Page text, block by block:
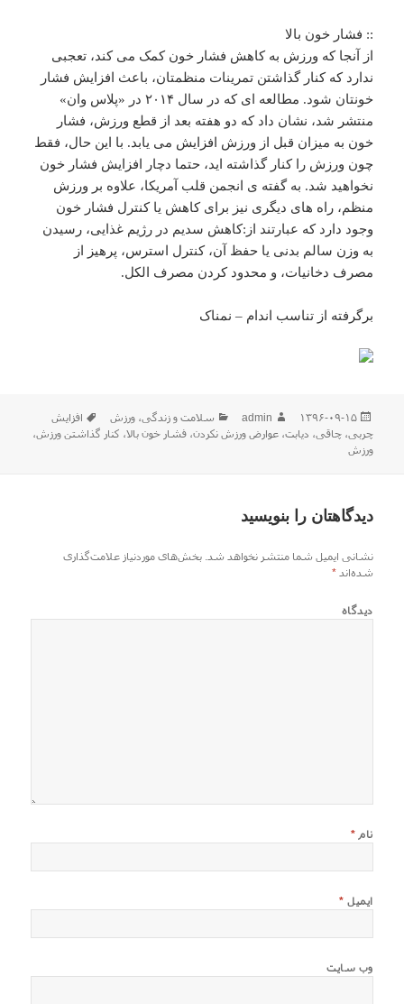
:: فشار خون بالا
از آنجا که ورزش به کاهش فشار خون کمک می کند، تعجبی
ندارد که کنار گذاشتن تمرینات منظمتان، باعث افزایش فشار
خونتان شود. مطالعه ای که در سال ۲۰۱۴ در «پلاس وان»
منتشر شد، نشان داد که دو هفته بعد از قطع ورزش، فشار
خون به میزان قبل از ورزش افزایش می یابد. با این حال، فقط
چون ورزش را کنار گذاشته اید، حتما دچار افزایش فشار خون
نخواهید شد. به گفته ی انجمن قلب آمریکا، علاوه بر ورزش
منظم، راه های دیگری نیز برای کاهش یا کنترل فشار خون
وجود دارد که عبارتند از:کاهش سدیم در رژیم غذایی، رسیدن
به وزن سالم بدنی یا حفظ آن، کنترل استرس، پرهیز از
مصرف دخانیات، و محدود کردن مصرف الکل.
برگرفته از تناسب اندام – نمناک
ارسال
شده
در
۱۳۹۶-۰۹-۱۵ نویسنده
admin دسته‌ها
سلامت و زندگی،ورزش برچسب‌ها
افزایش
چربی،چاقی، دیابت،عوارض ورزش نکردن،فشار خون بالا، کنار گذاشتن ورزش،
ورزش
دیدگاهتان را بنویسید
نشانی ایمیل شما منتشر نخواهد شد.
بخش‌های موردنیاز علامت‌گذاری
شده‌اند*
دیدگاه
نام *
ایمیل *
وب‌ سایت